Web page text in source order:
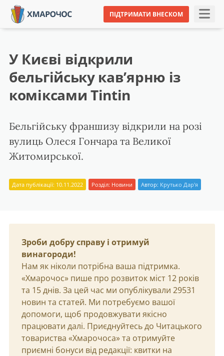
ПІДТРИМАТИ ВНЕСКОМ
У Києві відкрили
бельгійську кав’ярню із
коміксами Tintin
Бельгійську франшизу відкрили на розі
вулиць Олеся Гончара та Великої
Житомирської.
Дата публікації: 10.11.2022 Розділ: Новини Автор: Крутько Дар'я
Зроби добру справу і отримуй
винагороди!
Нам як ніколи потрібна ваша підтримка.
«Хмарочос» пише про розвиток міст 12 років
та 15 днів. За цей час ми опублікували 29531
новин та статей. Ми потребуємо вашої
допомоги, щоб продовжувати якісно
працювати далі. Приєднуйтесь до Читацького
товариства «Хмарочоса» та отримуйте
приємні бонуси від редакції: квитки на